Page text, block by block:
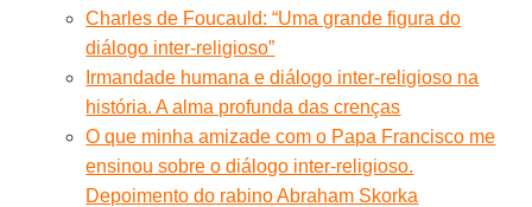
Charles de Foucauld: “Uma grande figura do
diálogo inter-religioso”
Irmandade humana e diálogo inter-religioso na
história. A alma profunda das crenças
O que minha amizade com o Papa Francisco me
ensinou sobre o diálogo inter-religioso.
Depoimento do rabino Abraham Skorka